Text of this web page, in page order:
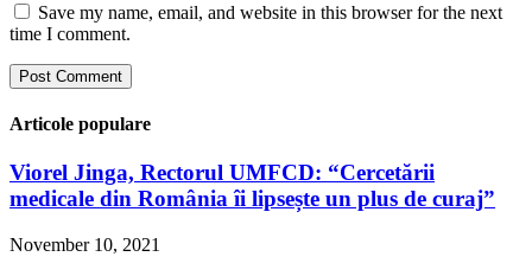
Save my name, email, and website in this browser for the next
time I comment.
Articole populare
Viorel Jinga, Rectorul UMFCD: “Cercetării
medicale din România îi lipsește un plus de curaj”
November 10, 2021